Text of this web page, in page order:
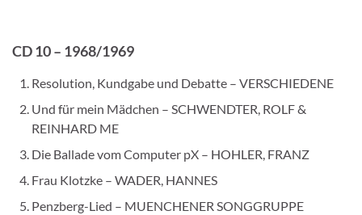
CD 10 – 1968/1969
Resolution, Kundgabe und Debatte – VERSCHIEDENE
Und für mein Mädchen – SCHWENDTER, ROLF &
REINHARD ME
Die Ballade vom Computer pX – HOHLER, FRANZ
Frau Klotzke – WADER, HANNES
Penzberg-Lied – MUENCHENER SONGGRUPPE